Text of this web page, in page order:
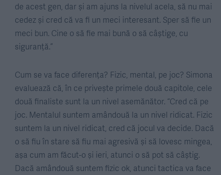
de acest gen, dar și am ajuns la nivelul acela, să nu mai
cedez și cred că va fi un meci interesant. Sper să fie un
meci bun. Cine o să fie mai bună o să câștige, cu
siguranță.”
Cum se va face diferența? Fizic, mental, pe joc? Simona
evaluează că, în ce privește primele două capitole, cele
două finaliste sunt la un nivel asemănător. “Cred că pe
joc. Mentalul suntem amândouă la un nivel ridicat. Fizic
suntem la un nivel ridicat, cred că jocul va decide. Dacă
o să fiu în stare să fiu mai agresivă și să lovesc mingea,
așa cum am făcut-o și ieri, atunci o să pot să câștig.
Dacă amândouă suntem fizic ok, atunci tactica va face